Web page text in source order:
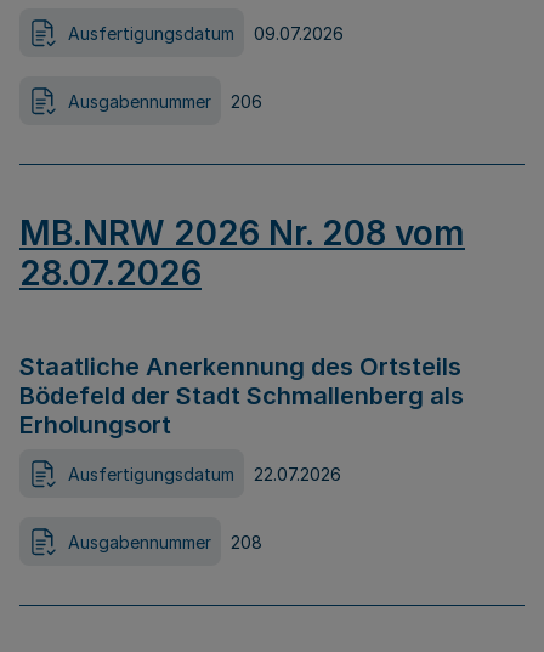
Ausfertigungsdatum 09.07.2026
Ausgabennummer 206
MB.NRW 2026 Nr. 208 vom
28.07.2026
Staatliche Anerkennung des Ortsteils
Bödefeld der Stadt Schmallenberg als
Erholungsort
Ausfertigungsdatum 22.07.2026
Ausgabennummer 208